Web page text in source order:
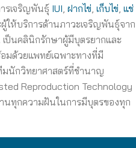
รเจริญพันธุ์ IUI, ฝากไข่, เก็บไข่, แช่
ผู้ให้บริการด้านภาวะเจริญพันธุ์จาก
. เป็นคลินิกรักษาผู้มีบุตรยากและ
ด้วยแพทย์เฉพาะทางที่มี
มนักวิทยาศาสตร์ที่ชำนาญ
Reproduction Technology
นทุกความฝันในการมีบุตรของทุก